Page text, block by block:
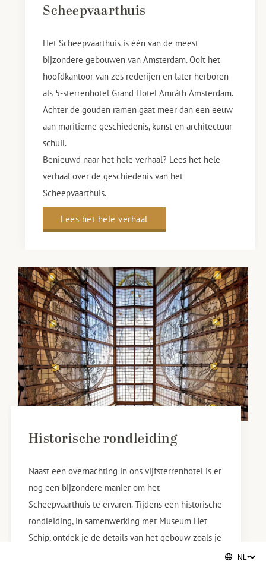
Scheepvaarthuis
Het Scheepvaarthuis is één van de meest
bijzondere gebouwen van Amsterdam. Ooit het
hoofdkantoor van zes rederijen en later herboren
als 5-sterrenhotel Grand Hotel Amrâth Amsterdam.
Achter de gouden ramen gaat meer dan een eeuw
aan maritieme geschiedenis, kunst en architectuur
schuil.
Benieuwd naar het hele verhaal? Lees het hele
verhaal over de geschiedenis van het
Scheepvaarthuis.
Lees het hele verhaal
Historische rondleiding
Naast een overnachting in ons vijfsterrenhotel is er
nog een bijzondere manier om het
Scheepvaarthuis te ervaren. Tijdens een historische
rondleiding, in samenwerking met Museum Het
Schip, ontdek je de details van het gebouw zoals je